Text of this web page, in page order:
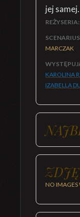
jej samej.
REŻYSERIA:
MARCZAK
KAROLINA
IZABELLA
NO IMAGES